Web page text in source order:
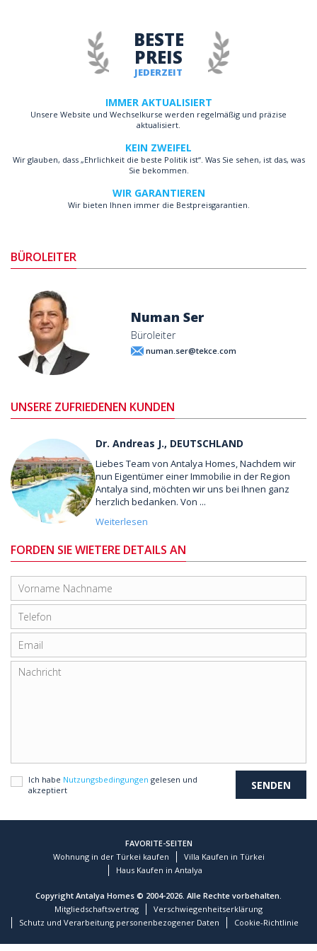
JEDERZEIT
BESTE
PREIS
IMMER AKTUALISIERT
Unsere Website und Wechselkurse werden regelmäßig und präzise
aktualisiert.
KEIN ZWEIFEL
Wir glauben, dass „Ehrlichkeit die beste Politik ist“. Was Sie sehen, ist das, was
Sie bekommen.
WIR GARANTIEREN
Wir bieten Ihnen immer die Bestpreisgarantien.
BÜROLEITER
Numan Ser
Büroleiter
numan.ser@tekce.com
UNSERE ZUFRIEDENEN KUNDEN
Dr. Andreas J., DEUTSCHLAND
Liebes Team von Antalya Homes, Nachdem wir
nun Eigentümer einer Immobilie in der Region
Antalya sind, möchten wir uns bei Ihnen ganz
herzlich bedanken. Von ...
Weiterlesen
FORDEN SIE WIETERE DETAILS AN
Ich habe Nutzungsbedingungen gelesen und
akzeptiert
FAVORITE-SEITEN
Wohnung in der Türkei kaufen
Villa Kaufen in Türkei
Haus Kaufen in Antalya
Copyright Antalya Homes © 2004-2026. Alle Rechte vorbehalten.
Mitgliedschaftsvertrag
Verschwiegenheitserklärung
Schutz und Verarbeitung personenbezogener Daten
Cookie-Richtlinie